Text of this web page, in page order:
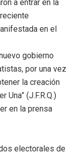
a entrar en la
en el
gobierno
por una vez
la creación
Una” (J.F.R.Q.)
en la prensa
electorales de